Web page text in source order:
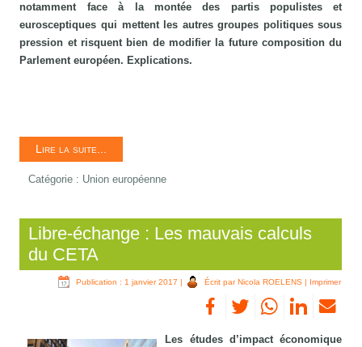
notamment face à la montée des partis populistes et
eurosceptiques qui mettent les autres groupes politiques sous
pression et risquent bien de modifier la future composition du
Parlement européen. Explications.
Lire la suite...
Catégorie : Union européenne
Libre-échange : Les mauvais calculs
du CETA
Publication : 1 janvier 2017 | Écrit par Nicola ROELENS | Imprimer
Les études d’impact économique